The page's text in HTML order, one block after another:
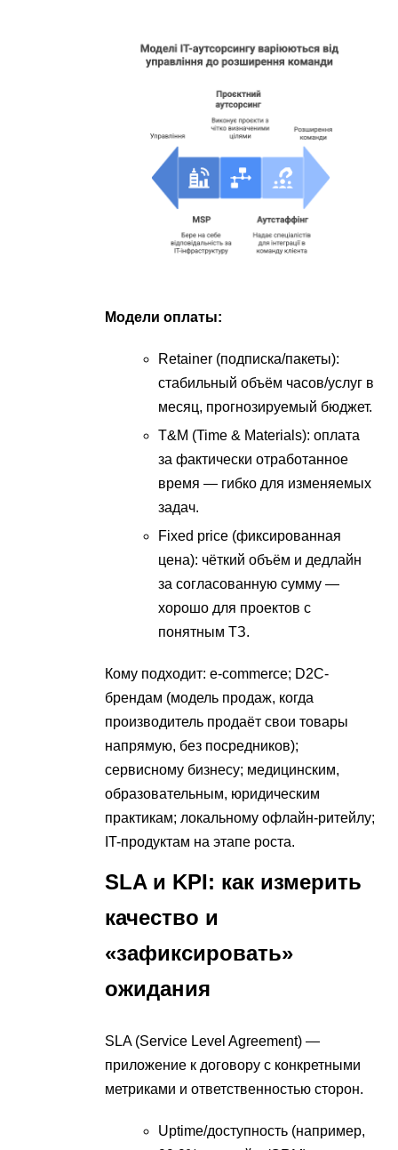
Модели оплаты:
Retainer (подписка/пакеты):
стабильный объём часов/услуг в
месяц, прогнозируемый бюджет.
T&M (Time & Materials): оплата
за фактически отработанное
время — гибко для изменяемых
задач.
Fixed price (фиксированная
цена): чёткий объём и дедлайн
за согласованную сумму —
хорошо для проектов с
понятным ТЗ.
Кому подходит: e-commerce; D2C-
брендам (модель продаж, когда
производитель продаёт свои товары
напрямую, без посредников);
сервисному бизнесу; медицинским,
образовательным, юридическим
практикам; локальному офлайн-ритейлу;
IT-продуктам на этапе роста.
SLA и KPI: как измерить
качество и
«зафиксировать»
ожидания
SLA (Service Level Agreement) —
приложение к договору с конкретными
метриками и ответственностью сторон.
Uptime/доступность (например,